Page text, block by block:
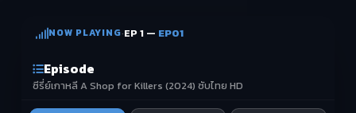
NOW PLAYING·EP 1 — EP01
Episode
ซีรี่ย์เกาหลี A Shop for Killers (2024) ซับไทย HD